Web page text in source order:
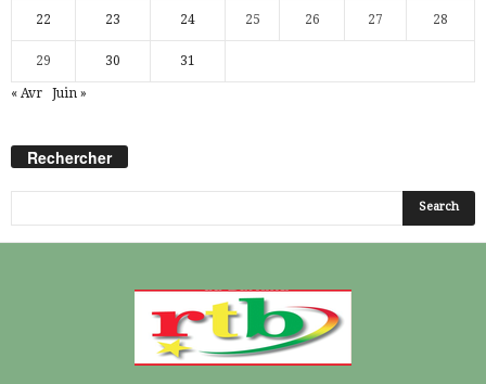
22 23 24 25 26 27 28
29 30 31
« Avr Juin »
Rechercher